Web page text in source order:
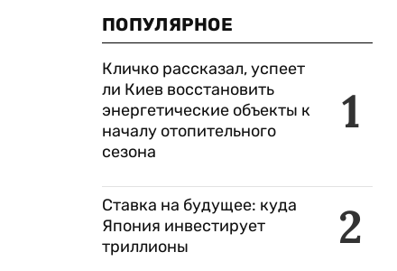
ПОПУЛЯРНОЕ
1
Кличко рассказал, успеет
ли Киев восстановить
энергетические объекты к
началу отопительного
сезона
2
Ставка на будущее: куда
Япония инвестирует
триллионы